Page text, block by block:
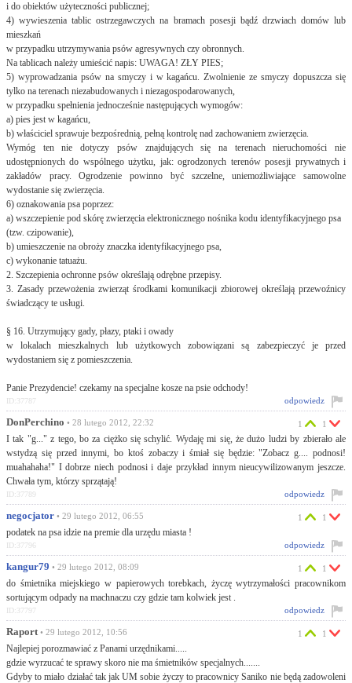
i do obiektów użyteczności publicznej;
4) wywieszenia tablic ostrzegawczych na bramach posesji bądź drzwiach domów lub
mieszkań
w przypadku utrzymywania psów agresywnych czy obronnych.
Na tablicach należy umieścić napis: UWAGA! ZŁY PIES;
5) wyprowadzania psów na smyczy i w kagańcu. Zwolnienie ze smyczy dopuszcza się
tylko na terenach niezabudowanych i niezagospodarowanych,
w przypadku spełnienia jednocześnie następujących wymogów:
a) pies jest w kagańcu,
b) właściciel sprawuje bezpośrednią, pełną kontrolę nad zachowaniem zwierzęcia.
Wymóg ten nie dotyczy psów znajdujących się na terenach nieruchomości nie
udostępnionych do wspólnego użytku, jak: ogrodzonych terenów posesji prywatnych i
zakładów pracy. Ogrodzenie powinno być szczelne, uniemożliwiające samowolne
wydostanie się zwierzęcia.
6) oznakowania psa poprzez:
a) wszczepienie pod skórę zwierzęcia elektronicznego nośnika kodu identyfikacyjnego psa
(tzw. czipowanie),
b) umieszczenie na obroży znaczka identyfikacyjnego psa,
c) wykonanie tatuażu.
2. Szczepienia ochronne psów określają odrębne przepisy.
3. Zasady przewożenia zwierząt środkami komunikacji zbiorowej określają przewoźnicy
świadczący te usługi.
§ 16. Utrzymujący gady, płazy, ptaki i owady
w lokalach mieszkalnych lub użytkowych zobowiązani są zabezpieczyć je przed
wydostaniem się z pomieszczenia.
Panie Prezydencie! czekamy na specjalne kosze na psie odchody!
odpowiedz
ID:37787
DonPerchino • 28 lutego 2012, 22:32
I tak "g..." z tego, bo za ciężko się schylić. Wydaję mi się, że dużo ludzi by zbierało ale
wstydzą się przed innymi, bo ktoś zobaczy i śmiał się będzie: "Zobacz g.... podnosi!
muahahaha!" I dobrze niech podnosi i daje przykład innym nieucywilizowanym jeszcze.
Chwała tym, którzy sprzątają!
1 1
odpowiedz
ID:37789
negocjator • 29 lutego 2012, 06:55
podatek na psa idzie na premie dla urzędu miasta !
1 1
odpowiedz
ID:37796
kangur79 • 29 lutego 2012, 08:09
do śmietnika miejskiego w papierowych torebkach, życzę wytrzymałości pracownikom
sortującym odpady na machnaczu czy gdzie tam kolwiek jest .
1 1
odpowiedz
ID:37797
Raport • 29 lutego 2012, 10:56
Najlepiej porozmawiać z Panami urzędnikami.....
gdzie wyrzucać te sprawy skoro nie ma śmietników specjalnych.......
Gdyby to miało działać tak jak UM sobie życzy to pracownicy Saniko nie będą zadowoleni
1 1